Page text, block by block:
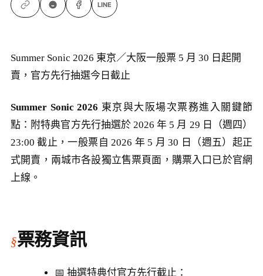
LINE
Summer Sonic 2026 東京／大阪一般票 5 月 30 日起開
賣，官方先行抽選今日截止
Summer Sonic 2026 東京與大阪場次票務進入關鍵節
點：附特典官方先行抽選於 2026 年 5 月 29 日（週四）
23:00 截止，一般票自 2026 年 5 月 30 日（週五）起正
式開賣，兩城市各設獨立售票頁面，購票入口已於官網
上線。
票務資訊
📅 抽選特典付官方先行截止：